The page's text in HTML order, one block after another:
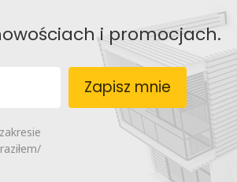
i promocjach.
Zapisz mnie